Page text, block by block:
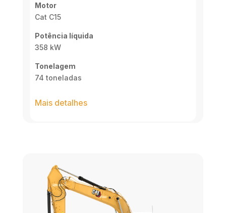
Motor
Cat C15
Potência líquida
358 kW
Tonelagem
74 toneladas
Mais detalhes